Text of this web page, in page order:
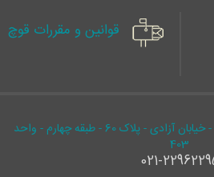
قوانین و مقررات قوچ
میدان هروی - خیابان آزادی - پلاک 60 - طبقه چهارم - واحد
403
021-